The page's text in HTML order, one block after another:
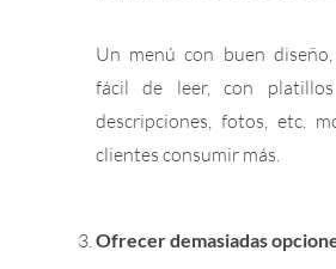
Un menú con buen
fácil de leer, con platillos
descripciones, fotos, etc.
clientes consumir más.
Ofrecer demasiadas